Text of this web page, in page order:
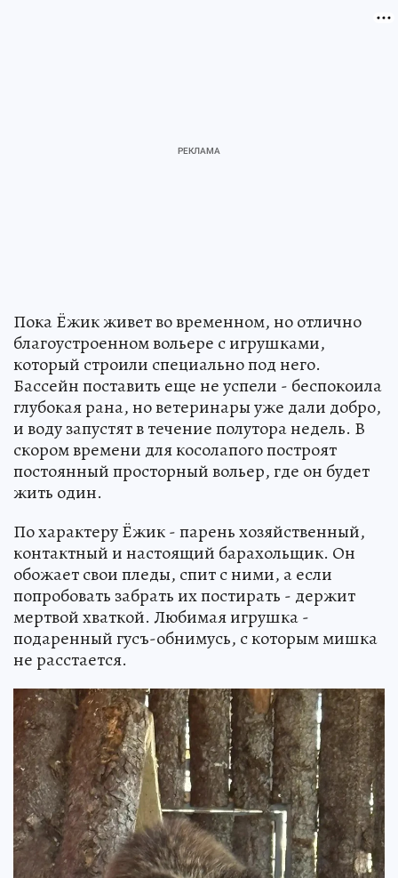
Пока Ёжик живет во временном, но отлично
благоустроенном вольере с игрушками,
который строили специально под него.
Бассейн поставить еще не успели - беспокоила
глубокая рана, но ветеринары уже дали добро,
и воду запустят в течение полутора недель. В
скором времени для косолапого построят
постоянный просторный вольер, где он будет
жить один.
По характеру Ёжик - парень хозяйственный,
контактный и настоящий барахольщик. Он
обожает свои пледы, спит с ними, а если
попробовать забрать их постирать - держит
мертвой хваткой. Любимая игрушка -
подаренный гусъ-обнимусь, с которым мишка
не расстается.